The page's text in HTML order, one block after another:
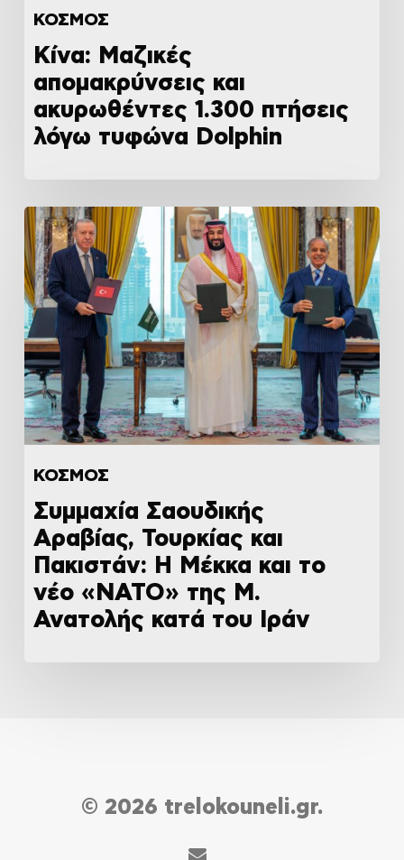
ΚΟΣΜΟΣ
Κίνα: Μαζικές
απομακρύνσεις και
ακυρωθέντες 1.300 πτήσεις
λόγω τυφώνα Dolphin
ΚΟΣΜΟΣ
Συμμαχία Σαουδικής
Αραβίας, Τουρκίας και
Πακιστάν: Η Μέκκα και το
νέο «ΝΑΤΟ» της Μ.
Ανατολής κατά του Ιράν
© 2026 trelokouneli.gr.
email